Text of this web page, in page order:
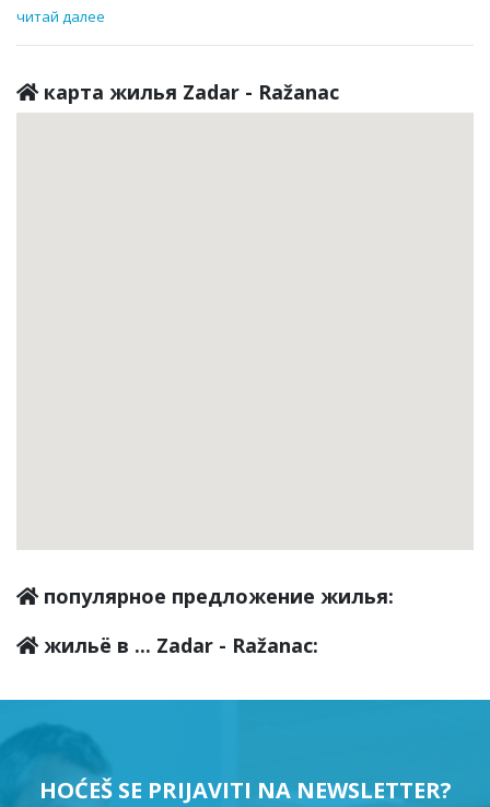
читай далее
карта жилья Zadar - Ražanac
популярное предложение жилья:
жильё в ... Zadar - Ražanac:
HOĆEŠ SE PRIJAVITI NA NEWSLETTER?